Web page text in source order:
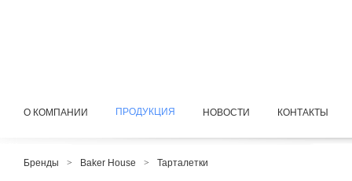
О КОМПАНИИ ПРОДУКЦИЯ НОВОСТИ КОНТАКТЫ
Бренды > Baker House > Тарталетки